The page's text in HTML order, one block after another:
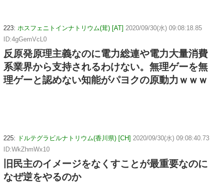
223: ホスフェニトインナトリウム(茸) [AT] 2020/09/30(水) 09:08:18.85
ID:4gGemVcL0
反原発原理主義なのに電力総連や電力大量消費
系業界から支持されるわけない。無理ゲーを無
理ゲーと認めない知能がパヨクの原動力ｗｗｗ
225: ドルテグラビルナトリウム(香川県) [CH] 2020/09/30(水) 09:08:40.73
ID:WkZhmWx10
旧民主のイメージをなくすことが最重要なのに
なぜ逆をやるのか